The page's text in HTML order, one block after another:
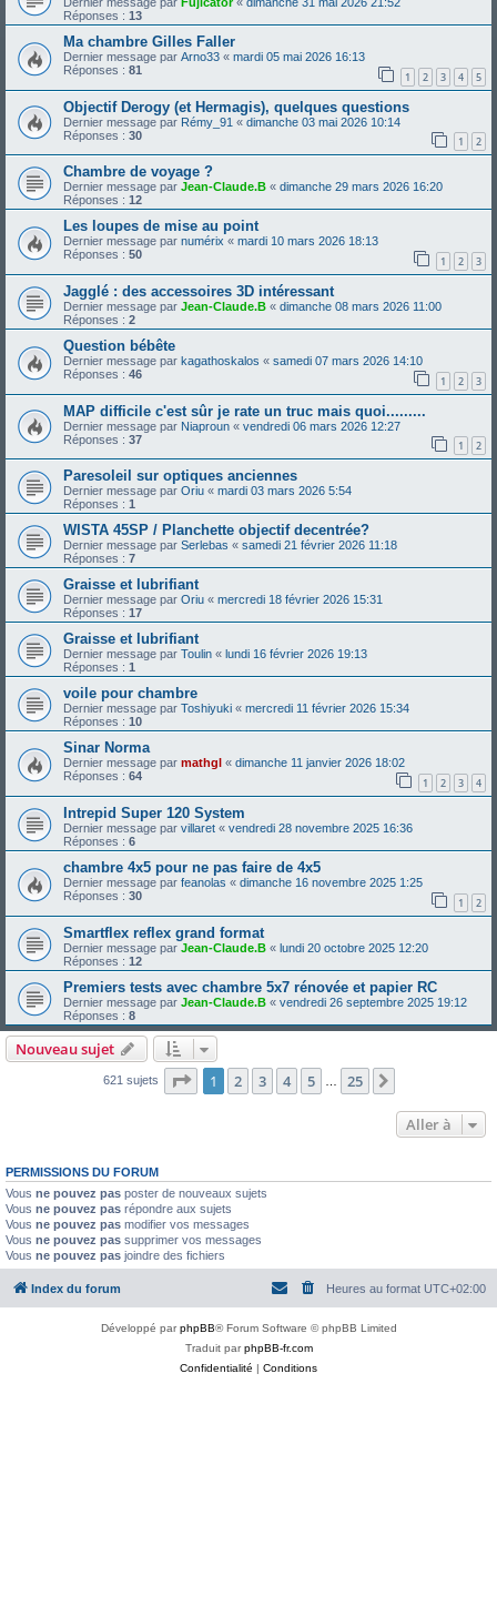
Réponses : 13
Ma chambre Gilles Faller
Dernier message par Arno33 « mardi 05 mai 2026 16:13
Réponses : 81 1 2 3 4 5
Objectif Derogy (et Hermagis), quelques questions
Dernier message par Rémy_91 « dimanche 03 mai 2026 10:14
Réponses : 30 1 2
Chambre de voyage ?
Dernier message par Jean-Claude.B « dimanche 29 mars 2026 16:20
Réponses : 12
Les loupes de mise au point
Dernier message par numérix « mardi 10 mars 2026 18:13
Réponses : 50 1 2 3
Jagglé : des accessoires 3D intéressant
Dernier message par Jean-Claude.B « dimanche 08 mars 2026 11:00
Réponses : 2
Question bébête
Dernier message par kagathoskalos « samedi 07 mars 2026 14:10
Réponses : 46 1 2 3
MAP difficile c'est sûr je rate un truc mais quoi.........
Dernier message par Niaproun « vendredi 06 mars 2026 12:27
Réponses : 37 1 2
Paresoleil sur optiques anciennes
Dernier message par Oriu « mardi 03 mars 2026 5:54
Réponses : 1
WISTA 45SP / Planchette objectif decentrée?
Dernier message par Serlebas « samedi 21 février 2026 11:18
Réponses : 7
Graisse et lubrifiant
Dernier message par Oriu « mercredi 18 février 2026 15:31
Réponses : 17
Graisse et lubrifiant
Dernier message par Toulin « lundi 16 février 2026 19:13
Réponses : 1
voile pour chambre
Dernier message par Toshiyuki « mercredi 11 février 2026 15:34
Réponses : 10
Sinar Norma
Dernier message par mathgl « dimanche 11 janvier 2026 18:02
Réponses : 64 1 2 3 4
Intrepid Super 120 System
Dernier message par villaret « vendredi 28 novembre 2025 16:36
Réponses : 6
chambre 4x5 pour ne pas faire de 4x5
Dernier message par feanolas « dimanche 16 novembre 2025 1:25
Réponses : 30 1 2
Smartflex reflex grand format
Dernier message par Jean-Claude.B « lundi 20 octobre 2025 12:20
Réponses : 12
Premiers tests avec chambre 5x7 rénovée et papier RC
Dernier message par Jean-Claude.B « vendredi 26 septembre 2025 19:12
Réponses : 8
Nouveau sujet
621 sujets Page 1sur25
1 2 3 4 5 25
Aller à
PERMISSIONS DU FORUM
Vous ne pouvez pas poster de nouveaux sujets
Vous ne pouvez pas répondre aux sujets
Vous ne pouvez pas modifier vos messages
Vous ne pouvez pas supprimer vos messages
Vous ne pouvez pas joindre des fichiers
Index du forum Heures au format UTC+02:00
Développé parphpBB® Forum Software © phpBB Limited
Traduit parphpBB-fr.com
Confidentialité | Conditions